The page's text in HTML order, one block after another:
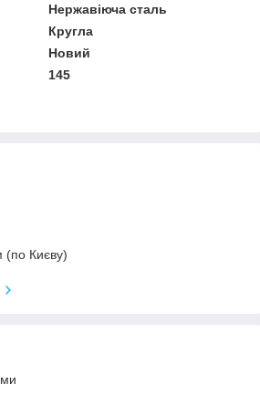
Нержавіюча сталь
Кругла
Новий
145
(по Києву)